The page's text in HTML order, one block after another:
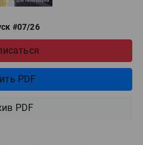
#07/26
PDF
PDF